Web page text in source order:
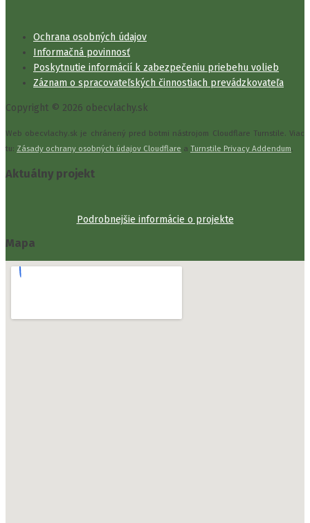
Ochrana osobných údajov
Informačná povinnosť
Poskytnutie informácií k zabezpečeniu priebehu volieb
Záznam o spracovateľských činnostiach prevádzkovateľa
Copyright © 2026 obecvlachy.sk
Web obecvlachy.sk je chránený pred botmi nástrojom Cloudflare Turnstile. Viac
tu: Zásady ochrany osobných údajov Cloudflare a Turnstile Privacy Addendum.
Aktuálny projekt
Podrobnejšie informácie o projekte
Mapa